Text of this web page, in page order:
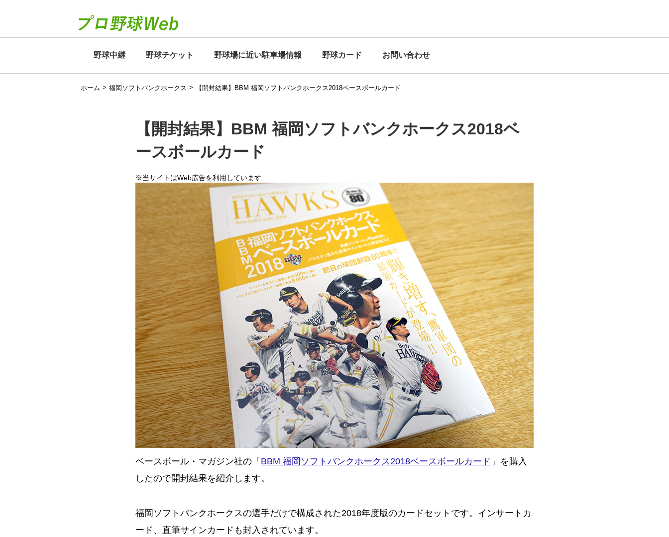
野球中継 野球チケット 野球場に近い駐車場情報 野球カード お問い合わせ
ホーム > 福岡ソフトバンクホークス > 【開封結果】BBM 福岡ソフトバンクホークス2018ベースボールカード
【開封結果】BBM 福岡ソフトバンクホークス2018ベ
ースボールカード
※当サイトはWeb広告を利用しています
ベースボール・マガジン社の「 BBM 福岡ソフトバンクホークス2018ベースボールカード 」を購入
したので開封結果を紹介します。
福岡ソフトバンクホークスの選手だけで構成された2018年度版のカードセットです。インサートカ
ード、直筆サインカードも封入されています。